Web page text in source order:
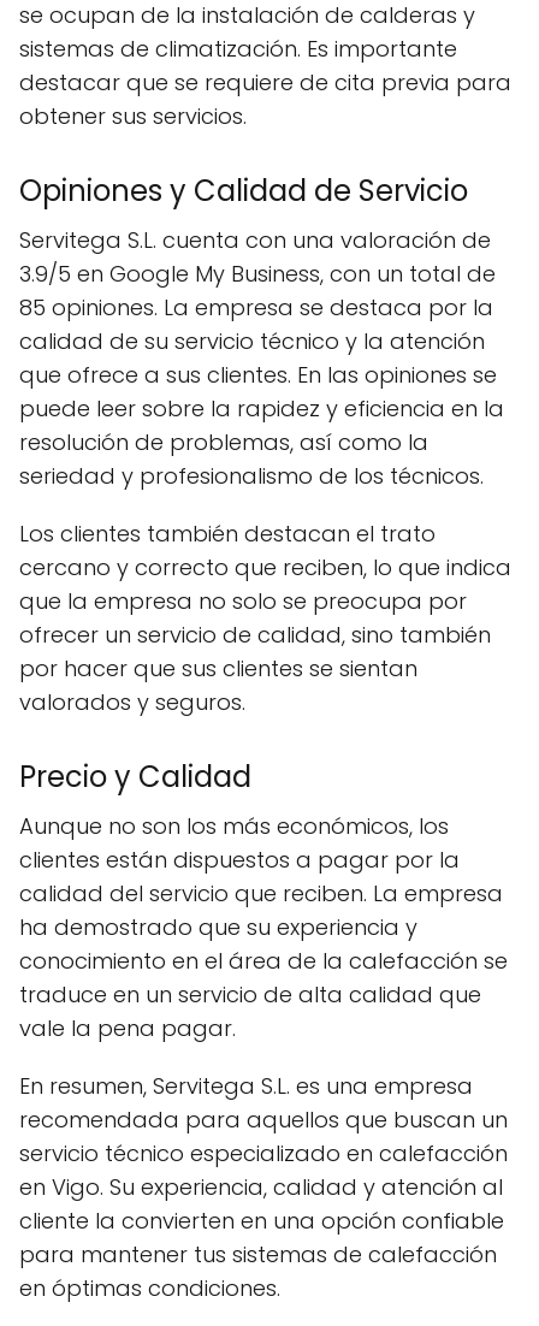
se ocupan de la instalación de calderas y
sistemas de climatización. Es importante
destacar que se requiere de cita previa para
obtener sus servicios.
Opiniones y Calidad de Servicio
Servitega S.L. cuenta con una valoración de
3.9/5 en Google My Business, con un total de
85 opiniones. La empresa se destaca por la
calidad de su servicio técnico y la atención
que ofrece a sus clientes. En las opiniones se
puede leer sobre la rapidez y eficiencia en la
resolución de problemas, así como la
seriedad y profesionalismo de los técnicos.
Los clientes también destacan el trato
cercano y correcto que reciben, lo que indica
que la empresa no solo se preocupa por
ofrecer un servicio de calidad, sino también
por hacer que sus clientes se sientan
valorados y seguros.
Precio y Calidad
Aunque no son los más económicos, los
clientes están dispuestos a pagar por la
calidad del servicio que reciben. La empresa
ha demostrado que su experiencia y
conocimiento en el área de la calefacción se
traduce en un servicio de alta calidad que
vale la pena pagar.
En resumen, Servitega S.L. es una empresa
recomendada para aquellos que buscan un
servicio técnico especializado en calefacción
en Vigo. Su experiencia, calidad y atención al
cliente la convierten en una opción confiable
para mantener tus sistemas de calefacción
en óptimas condiciones.